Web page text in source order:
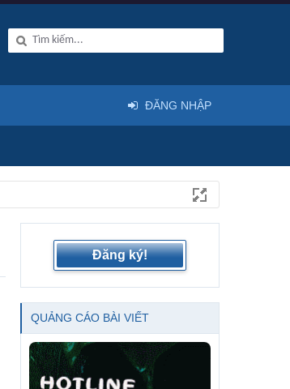
Đăng ký!
QUẢNG CÁO BÀI VIẾT
ĐĂNG NHẬP